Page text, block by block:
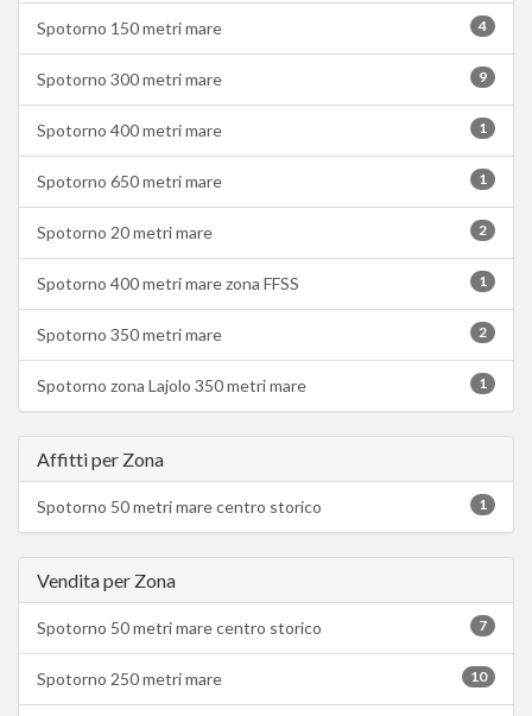
4
Spotorno 150 metri mare
9
Spotorno 300 metri mare
1
Spotorno 400 metri mare
1
Spotorno 650 metri mare
2
Spotorno 20 metri mare
1
Spotorno 400 metri mare zona FFSS
2
Spotorno 350 metri mare
1
Spotorno zona Lajolo 350 metri mare
Affitti per Zona
1
Spotorno 50 metri mare centro storico
Vendita per Zona
7
Spotorno 50 metri mare centro storico
10
Spotorno 250 metri mare